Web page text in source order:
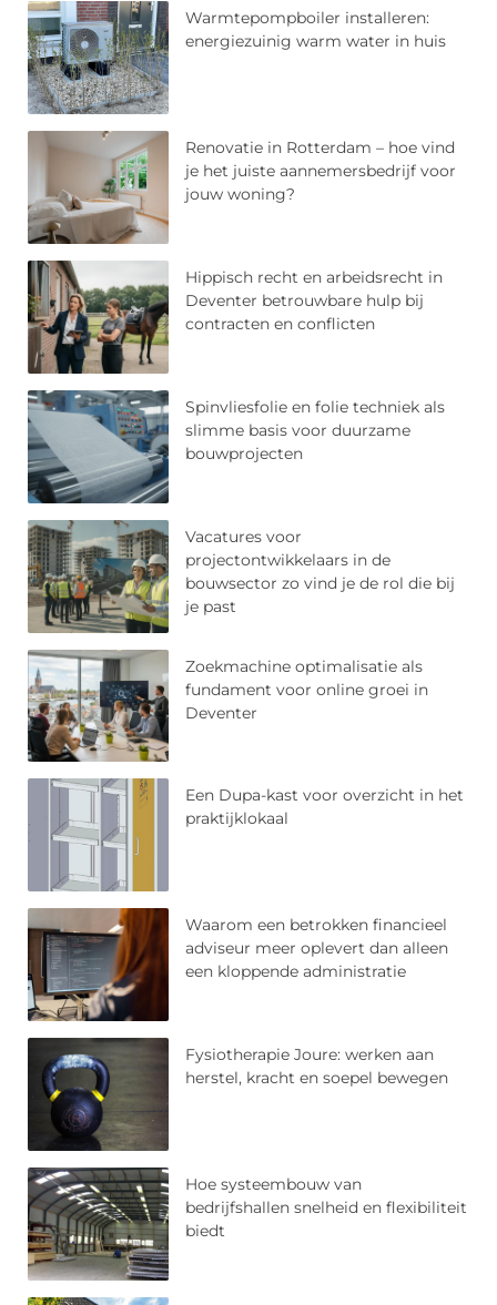
Warmtepompboiler installeren:
energiezuinig warm water in huis
Renovatie in Rotterdam – hoe vind
je het juiste aannemersbedrijf voor
jouw woning?
Hippisch recht en arbeidsrecht in
Deventer betrouwbare hulp bij
contracten en conflicten
Spinvliesfolie en folie techniek als
slimme basis voor duurzame
bouwprojecten
Vacatures voor
projectontwikkelaars in de
bouwsector zo vind je de rol die bij
je past
Zoekmachine optimalisatie als
fundament voor online groei in
Deventer
Een Dupa-kast voor overzicht in het
praktijklokaal
Waarom een betrokken financieel
adviseur meer oplevert dan alleen
een kloppende administratie
Fysiotherapie Joure: werken aan
herstel, kracht en soepel bewegen
Hoe systeembouw van
bedrijfshallen snelheid en flexibiliteit
biedt